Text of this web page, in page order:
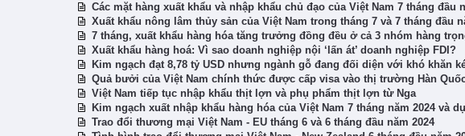
Các mặt hàng xuất khẩu và nhập khẩu chủ đạo của Việt Nam 7 tháng đầu
Xuất khẩu nông lâm thủy sản của Việt Nam trong tháng 7 và 7 tháng đầu
7 tháng, xuất khẩu hàng hóa tăng trưởng đồng đều ở cả 3 nhóm hàng
Xuất khẩu hàng hoá: Vì sao doanh nghiệp nội ‘lấn át’ doanh nghiệp FDI?
Kim ngạch đạt 8,78 tỷ USD nhưng ngành gỗ đang đối diện với khó khăn
Quả bưởi của Việt Nam chính thức được cấp visa vào thị trường Hàn
Việt Nam tiếp tục nhập khẩu thịt lợn và phụ phẩm thịt lợn từ Nga
Kim ngạch xuất nhập khẩu hàng hóa của Việt Nam 7 tháng năm 2024 và
Trao đổi thương mại Việt Nam - EU tháng 6 và 6 tháng đầu năm 2024